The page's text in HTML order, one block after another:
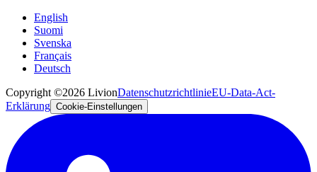
English
Suomi
Svenska
Français
Deutsch
Copyright ©2026 LivionDatenschutzrichtlinieEU-Data-Act-
Erklärung Cookie-Einstellungen